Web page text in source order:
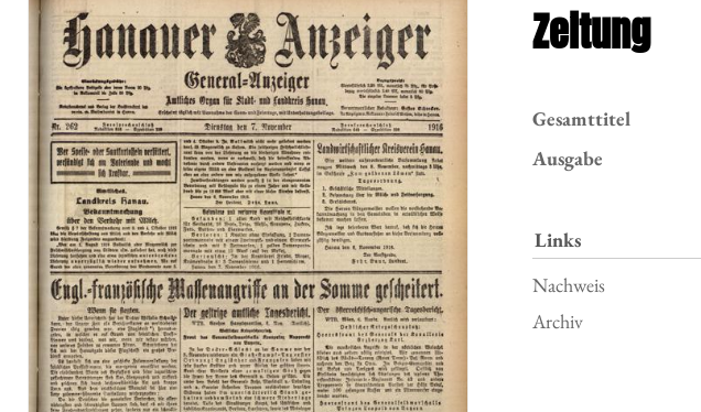
Zeitung
Gesamttitel
Ausgabe
Links
Nachweis
Archiv